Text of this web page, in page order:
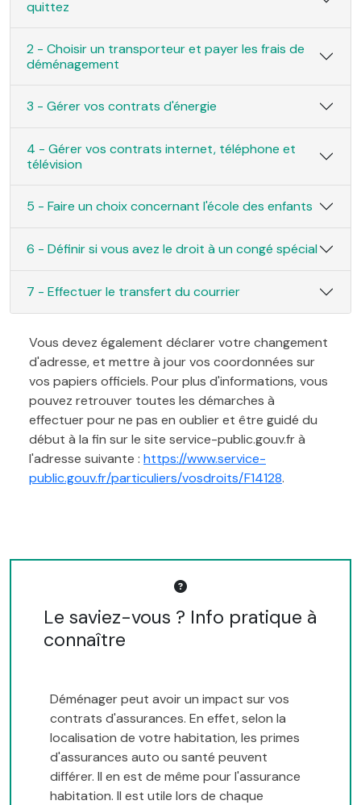
quittez
2 - Choisir un transporteur et payer les frais de
déménagement
3 - Gérer vos contrats d'énergie
4 - Gérer vos contrats internet, téléphone et
télévision
5 - Faire un choix concernant l'école des enfants
6 - Définir si vous avez le droit à un congé spécial
7 - Effectuer le transfert du courrier
Vous devez également déclarer votre changement
d'adresse, et mettre à jour vos coordonnées sur
vos papiers officiels. Pour plus d'informations, vous
pouvez retrouver toutes les démarches à
effectuer pour ne pas en oublier et être guidé du
début à la fin sur le site service-public.gouv.fr à
l'adresse suivante : https://www.service-
public.gouv.fr/particuliers/vosdroits/F14128.
Le saviez-vous ? Info pratique à
connaître
Déménager peut avoir un impact sur vos
contrats d'assurances. En effet, selon la
localisation de votre habitation, les primes
d'assurances auto ou santé peuvent
différer. Il en est de même pour l'assurance
habitation. Il est utile lors de chaque